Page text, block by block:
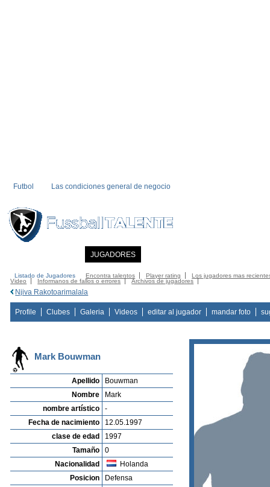
Futbol Las condiciones general de negocio
JUGADORES
Listado de Jugadores Encontra talentos Player rating
Los jugadores mas
Video
Informanos de fallos o errores Archivos de jugadores
Njiva Rakotoarimalala
Profile Clubes Galeria Videos editar al jugador mandar foto
Mark Bouwman
Apellido
Bouwman
Nombre
Mark
nombre artístico
-
Fecha de nacimiento
12.05.1997
clase de edad
1997
Tamaño
0
Nacionalidad
Holanda
Posicion
Defensa